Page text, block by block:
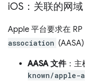
iOS：关联的网域
Apple 平台要求在
association
AASA 文件：主
known/